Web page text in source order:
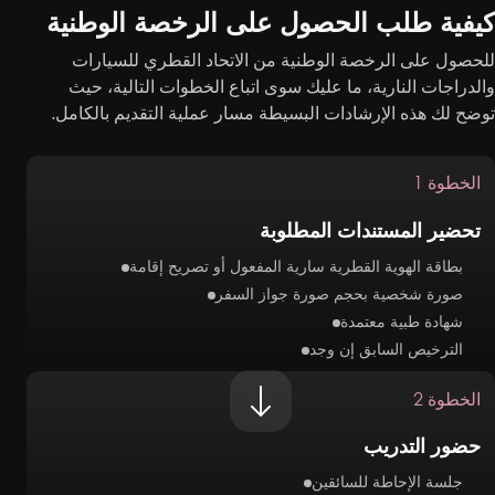
طلب الحصول على الرخصة الوطنية
على الرخصة الوطنية من الاتحاد القطري للسيارات
النارية، ما عليك سوى اتباع الخطوات التالية، حيث
لك هذه الإرشادات البسيطة مسار عملية التقديم بالكامل.
الخطوة 1
تحضير المستندات المطلوبة
بطاقة الهوية القطرية سارية المفعول أو تصريح إقامة
صورة شخصية بحجم صورة جواز السفر
شهادة طبية معتمدة
الترخيص السابق إن وجد
الخطوة 2
حضور التدريب
جلسة الإحاطة للسائقين